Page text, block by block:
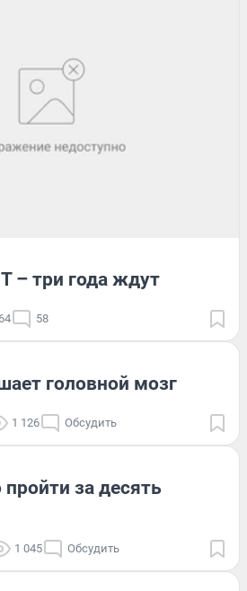
– три года ждут
58
головной мозг
1 126 Обсудить
за десять
1 045 Обсудить